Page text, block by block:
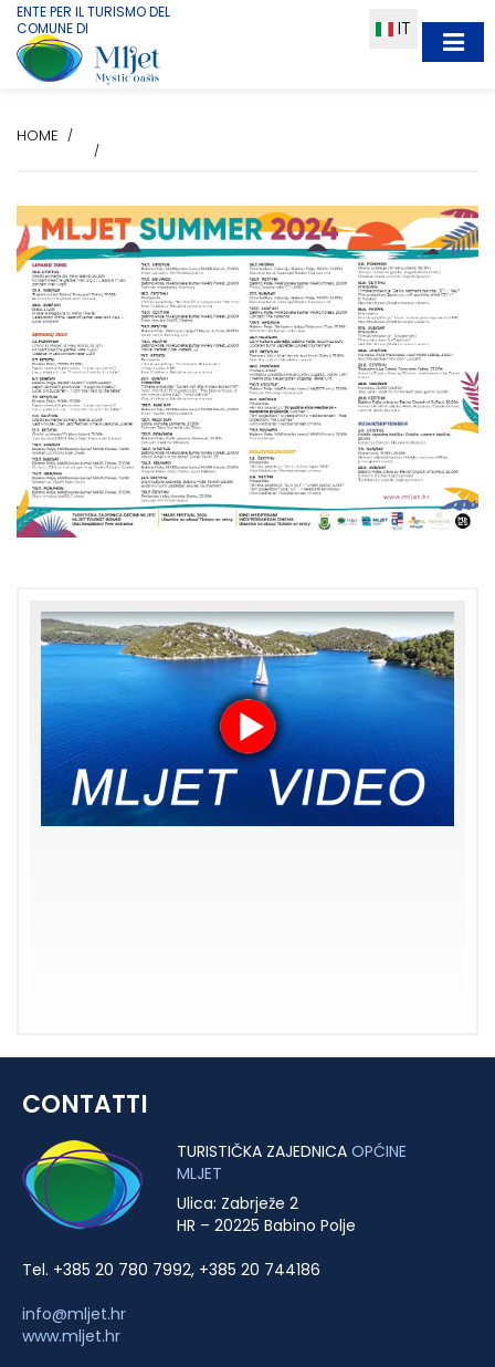
ENTE PER IL TURISMO DEL
COMUNE DI
IT
HOME
CONTATTI
TURISTIČKA ZAJEDNICA OPĆINE
MLJET
Ulica: Zabrježe 2
HR – 20225 Babino Polje
Tel. +385 20 780 7992, +385 20 744186
info@mljet.hr
www.mljet.hr